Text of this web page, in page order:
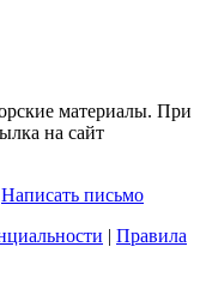
материалы. При
на сайт
Написать письмо
| Правила